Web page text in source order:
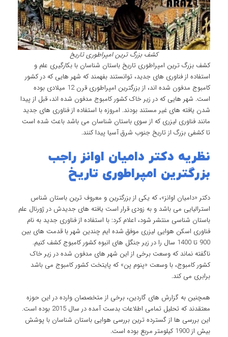
کشف بزرگ ترین امپراطوری تاریخ
کشف بزرگ ترین امپراطوری تاریخ باستان شناسان با بکارگیری علم و
استفاده از فناوری های جدید، توانستند بفهمند که شهر هایی که در کشور
کامبوج مدفون شده اند، از بزرگترین امپراطوری قرن 12 میلادی بوده
است. شهر هایی که در زیر خاک کشور کامبوج مدفون شده اند، قبل از پیدا
شدن یافته های غیر مستند بودند. امروزه با استفاده از فناوری های جدید
مانند فناوری لیزری که از سوی باستان شناسان می باشد باعث شده است
تا کشفی بزرگ از تاریخ جنوب شرق آسیا پیدا کنند.
نظریه دکتر دامیان اوانز راجب
بزرگترین امپراطوری تاریخ
دکتر «دامیان اوانز»، که یکی از بزرگترین و معروف ترین باستان شناس
استرالیایی می باشد و به زودی قرار است یافته های جدیدش در ژورنال علم
باستان شناسی منتشر شود، اعلام کرد: با استفاده از فناوری جدید به نام
فناوری اسکن هوایی لیزری موفق شده ایم چندين شهر با قدمت های بین
900 تا 1400 سال را در زیر جنگل های انبوه کشور کامبوج کشف کنیم.
ناگفته نماند که وسعت برخی از این شهر های مدفون شده در زیر خاک
کشور کامبوج، با وسعت «پنوم پن» که پایتخت کشور کامبوج می باشد
برابری می کند.
همچنین به گزارش های گاردین، برخی از متخصصان وارده در این حوزه
معتقدند که تحلیل تمامی اطلاعات بدست آمده در سال 2015 بوده است.
این بررسی ها از گسترده ترین بررسی هوایی باستان شناسان با پوشش
بیش از 1900 کیلومتر مربع بوده است.